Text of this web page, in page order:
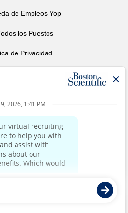
de Empleos Yop
los Puestos
de Privacidad
Derechos de Autor
Centrales
reservados.